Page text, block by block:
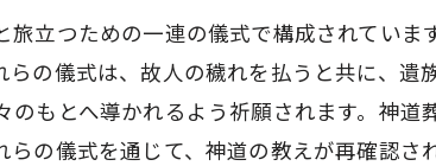
神道葬儀における地域性の重要性
地域特有の神道儀式の文化的背景
神道葬儀を通じた地域社会との結びつ
立つための一連の儀式で構成されてい
の儀式は、故人の穢れを払うと共に、
もとへ導かれるよう祈願されます。神
の儀式を通じて、神道の教えが再確認さ